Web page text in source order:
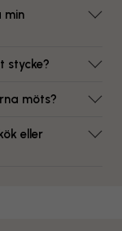
min
stycke?
möts?
eller